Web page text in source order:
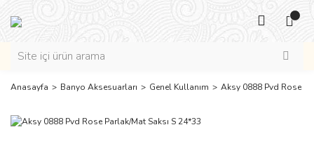
Anasayfa Banyo Aksesuarları Genel Kullanım Aksy 0888 Pvd Rose